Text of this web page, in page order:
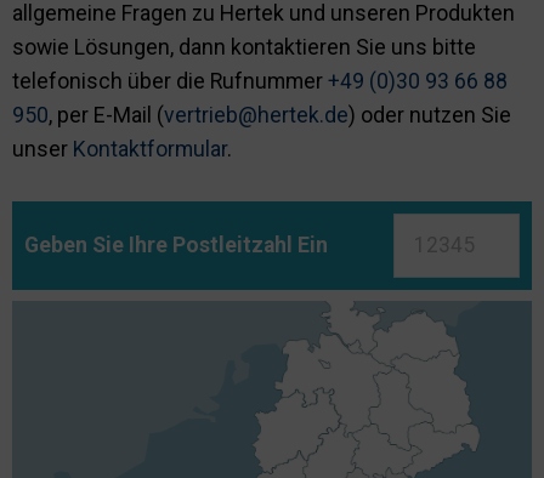
allgemeine Fragen zu Hertek und unseren Produkten
sowie Lösungen, dann kontaktieren Sie uns bitte
telefonisch über die Rufnummer +49 (0)30 93 66 88
950, per E-Mail (vertrieb@hertek.de) oder nutzen Sie
unser Kontaktformular.
Geben Sie Ihre Postleitzahl Ein